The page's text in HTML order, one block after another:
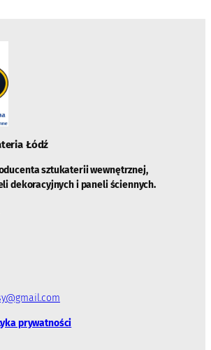
Łódź
sztukaterii wewnętrznej,
dekoracyjnych i paneli ściennych.
prywatności